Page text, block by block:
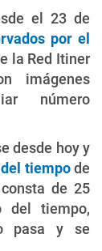
el 23 de
por el
la Red Itiner
imágenes
número
desde hoy y
del tiempode
de 25
del tiempo,
pasa y se